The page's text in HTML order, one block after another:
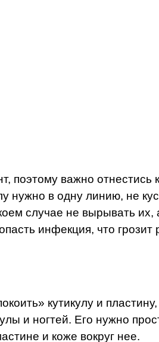
поэтому важно отнестись
в одну линию, не
случае не вырывать
инфекция, что
кутикулу и
и ногтей. Его нужно
и коже вокруг нее.